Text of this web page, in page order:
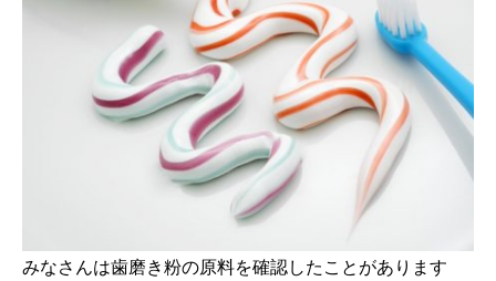
みなさんは歯磨き粉の原料を確認したことがあります